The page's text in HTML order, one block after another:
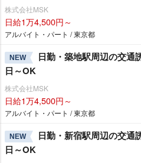
株式会社MSK
日給1万4,500円～
アルバイト・パート / 東京都
NEW
日勤・築地駅周辺の交通
日～OK
株式会社MSK
日給1万4,500円～
アルバイト・パート / 東京都
NEW
日勤・新宿駅周辺の交通
日～OK